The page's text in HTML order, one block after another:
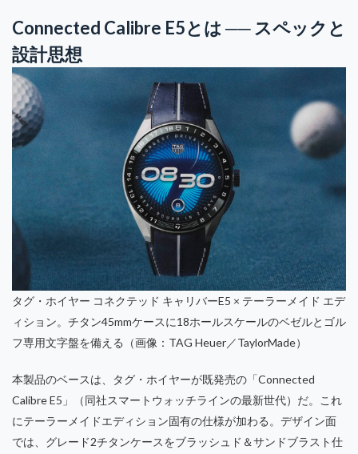
Connected Calibre E5とは ── スペックと
設計思想
タグ・ホイヤー コネクテッド キャリバーE5 × テーラーメイド エデ
ィション。チタン45mmケースに18ホールスケールのベゼルとゴル
フ専用文字盤を備える（画像：TAG Heuer／TaylorMade）
本製品のベースは、タグ・ホイヤーが既発売の「Connected
Calibre E5」（同社スマートウォッチラインの最新世代）だ。これ
にテーラーメイドエディション固有の仕様が加わる。デザイン面
では、グレード2チタンケースをブラッシュド＆サンドブラスト仕